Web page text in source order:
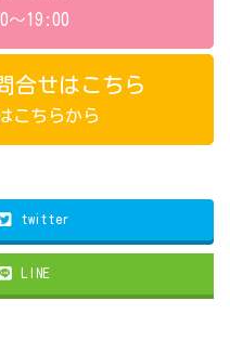
～19:00
合せはこちら
こちらから
twitter
LINE